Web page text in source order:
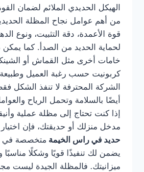
الهيكل الحديدي الملائم لضمان
من أهم عوامل نجاح المظلة
قوة الأعمدة، دقة التثبيت، ونوع
لحماية الحديد من الصدأ. كما
خامات أخرى مثل القماش أو
كربونيت حسب رغبة العميل وطبيعة
الشركة المحترفة لا تنفذ الشكل
أيضًا بالسلامة وتحمل الرياح
إذا كنت تحتاج إلى مظلة عملية
مدخل منزلك أو حديقتك، فإن اختيار
حديد في راس الخيمة متخصصة في
يضمن لك تنفيذًا قويًا وشكلًا
ميزانيتك. فالمظلة الجيدة ليست